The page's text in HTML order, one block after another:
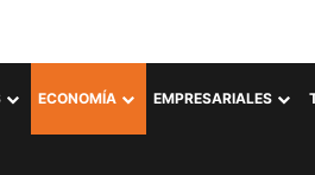
ECONOMÍA EMPRESARIALES